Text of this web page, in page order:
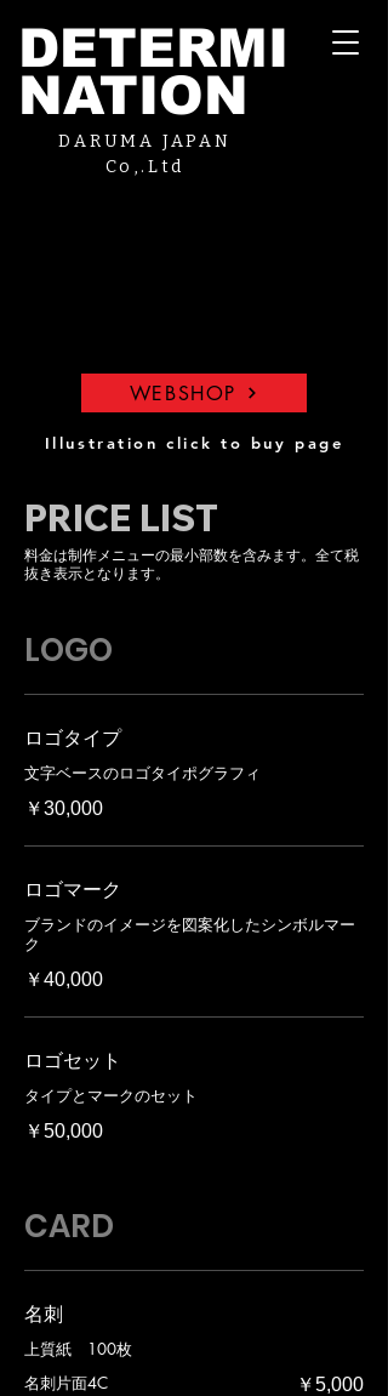
DETERMI
NATION
DARUMA JAPAN
Co,.Ltd
Illustration click to buy page
WEBSHOP
PRICE LIST
料金は制作メニューの最小部数を含みます。全て税
抜き表示となります。
LOGO
ロゴタイプ
文字ベースのロゴタイポグラフィ
￥30,000
ロゴマーク
ブランドのイメージを図案化したシンボルマー
ク
￥40,000
ロゴセット
タイプとマークのセット
￥50,000
CARD
名刺
上質紙 100枚
名刺片面4C
￥5,000